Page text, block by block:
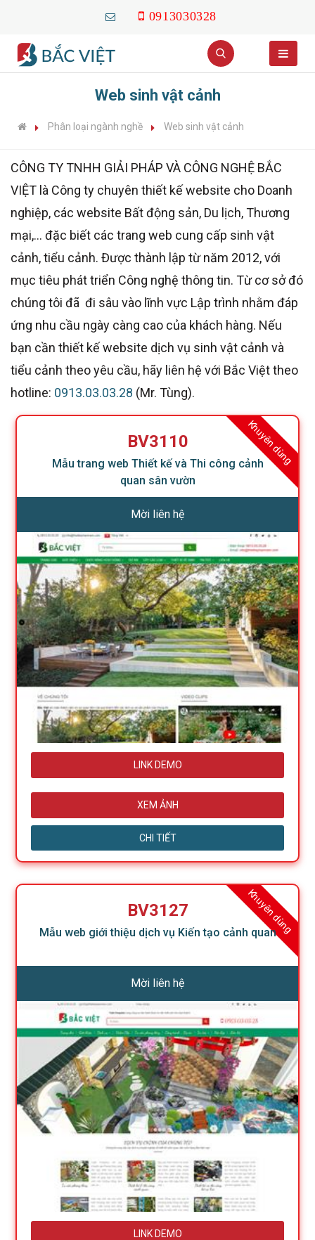
0913030328
Web sinh vật cảnh
Phân loại ngành nghề Web sinh vật cảnh
CÔNG TY TNHH GIẢI PHÁP VÀ CÔNG NGHỆ BẮC
VIỆT là Công ty chuyên thiết kế website cho Doanh
nghiệp, các website Bất động sản, Du lịch, Thương
mại,... đặc biết các trang web cung cấp sinh vật
cảnh, tiểu cảnh. Được thành lập từ năm 2012, với
mục tiêu phát triển Công nghệ thông tin. Từ cơ sở đó
chúng tôi đã đi sâu vào lĩnh vực Lập trình nhằm đáp
ứng nhu cầu ngày càng cao của khách hàng. Nếu
bạn cần thiết kế website dịch vụ sinh vật cảnh và
tiểu cảnh theo yêu cầu, hãy liên hệ với Bắc Việt theo
hotline: 0913.03.03.28 (Mr. Tùng).
Khuyên dùng
BV3110
Mẫu trang web Thiết kế và Thi công cảnh
quan sân vườn
Mời liên hệ
LINK DEMO
XEM ẢNH
CHI TIẾT
Khuyên dùng
BV3127
Mẫu web giới thiệu dịch vụ Kiến tạo cảnh quan
Mời liên hệ
LINK DEMO